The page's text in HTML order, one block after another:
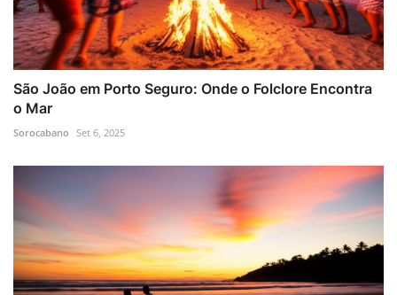
São João em Porto Seguro: Onde o Folclore Encontra
o Mar
Sorocabano Set 6, 2025